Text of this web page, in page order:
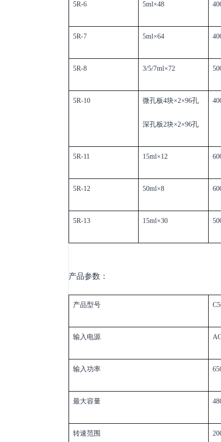
5R-6 5ml×48 40
5R-7 5ml×64 40
5R-8 3/5/7ml×72 5
5R-10 微孔板4块×2×96孔
深孔板2块×2×96孔
40
5R-11 15ml×12
5R-12 50ml×8
5R-13 15ml×30
产品参数：
产品型号
输入电源
输入功率
最大容量
转速范围